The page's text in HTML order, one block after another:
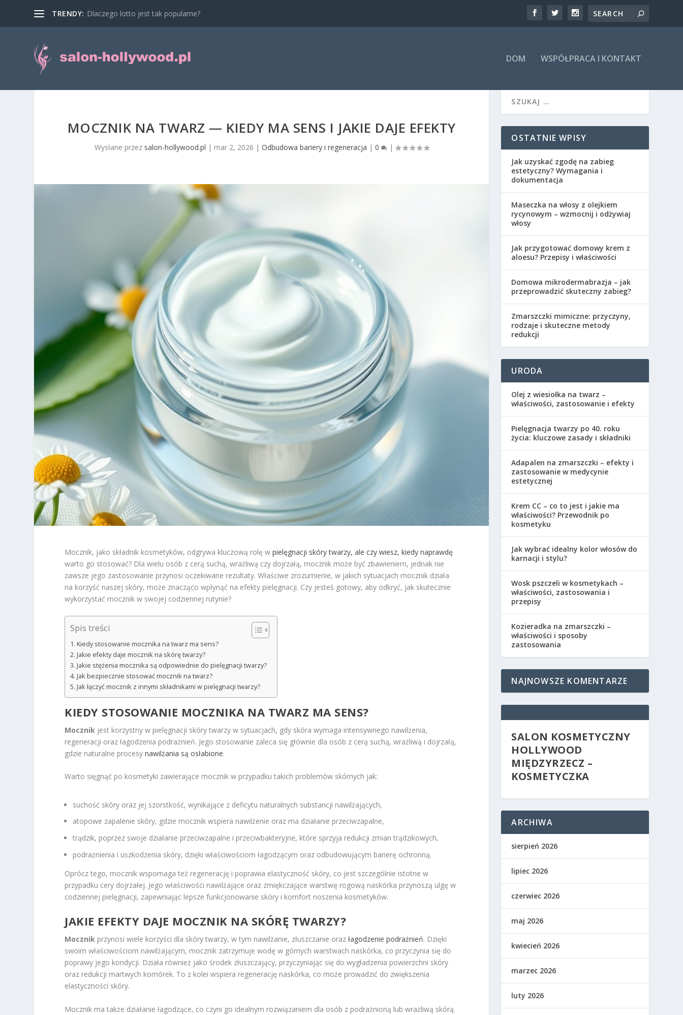
TRENDY: Dlaczego lotto jest tak popularne?
DOM WSPÓŁPRACA I KONTAKT
MOCZNIK NA TWARZ — KIEDY MA SENS I JAKIE DAJE EFEKTY
Wysłane przez salon-hollywood.pl | mar 2, 2026 | Odbudowa bariery i regeneracja | 0 |
Mocznik, jako składnik kosmetyków, odgrywa kluczową rolę wpielęgnacji skóry twarzy, ale czy wiesz, kiedy naprawdę
warto go stosować? Dla wielu osób z cerą suchą, wrażliwą czy dojrzałą, mocznik może być zbawieniem, jednak nie
zawsze jego zastosowanie przynosi oczekiwane rezultaty. Właściwe zrozumienie, w jakich sytuacjach mocznik działa
na korzyść naszej skóry, może znacząco wpłynąć na efekty pielęgnacji. Czy jesteś gotowy, aby odkryć, jak skutecznie
wykorzystać mocznik w swojej codziennej rutynie?
Spis treści
Kiedy stosowanie mocznika na twarz ma sens?
Jakie efekty daje mocznik na skórę twarzy?
Jakie stężenia mocznika są odpowiednie do pielęgnacji twarzy?
Jak bezpiecznie stosować mocznik na twarz?
Jak łączyć mocznik z innymi składnikami w pielęgnacji twarzy?
KIEDY STOSOWANIE MOCZNIKA NA TWARZ MA SENS?
Mocznik jest korzystny w pielęgnacji skóry twarzy w sytuacjach, gdy skóra wymaga intensywnego nawilżenia,
regeneracji oraz łagodzenia podrażnień. Jego stosowanie zaleca się głównie dla osób z cerą suchą, wrażliwą i dojrzałą,
gdzie naturalne procesynawilżania są osłabione.
Warto sięgnąć po kosmetyki zawierające mocznik w przypadku takich problemów skórnych jak:
suchość skóry oraz jej szorstkość, wynikające z deficytu naturalnych substancji nawilżających,
atopowe zapalenie skóry, gdzie mocznik wspiera nawilżenie oraz ma działanie przeciwzapalne,
trądzik, poprzez swoje działanie przeciwzapalne i przeciwbakteryjne, które sprzyja redukcji zmian trądzikowych,
podrażnienia i uszkodzenia skóry, dzięki właściwościom łagodzącym oraz odbudowującym barierę ochronną.
Oprócz tego, mocznik wspomaga też regenerację i poprawia elastyczność skóry, co jest szczególnie istotne w
przypadku cery dojrzałej. Jego właściwości nawilżające oraz zmiękczające warstwę rogową naskórka przynoszą ulgę w
codziennej pielęgnacji, zapewniając lepsze funkcjonowanie skóry i komfort noszenia kosmetyków.
JAKIE EFEKTY DAJE MOCZNIK NA SKÓRĘ TWARZY?
Mocznik przynosi wiele korzyści dla skóry twarzy, w tym nawilżanie, złuszczanie orazłagodzenie podrażnień. Dzięki
swoim właściwościom nawilżającym, mocznik zatrzymuje wodę w górnych warstwach naskórka, co przyczynia się do
poprawy jego kondycji. Działa również jako środek złuszczający, przyczyniając się do wygładzenia powierzchni skóry
oraz redukcji martwych komórek. To z kolei wspiera regenerację naskórka, co może prowadzić do zwiększenia
elastyczności skóry.
Mocznik ma także działanie łagodzące, co czyni go idealnym rozwiązaniem dla osób z podrażnioną lub wrażliwą skórą.
OSTATNIE WPISY
Jak uzyskać zgodę na zabieg
estetyczny? Wymagania i
dokumentacja
Maseczka na włosy z olejkiem
rycynowym – wzmocnij i odżywiaj
włosy
Jak przygotować domowy krem z
aloesu? Przepisy i właściwości
Domowa mikrodermabrazja – jak
przeprowadzić skuteczny zabieg?
Zmarszczki mimiczne: przyczyny,
rodzaje i skuteczne metody
redukcji
URODA
Olej z wiesiołka na twarz –
właściwości, zastosowanie i efekty
Pielęgnacja twarzy po 40. roku
życia: kluczowe zasady i składniki
Adapalen na zmarszczki – efekty i
zastosowanie w medycynie
estetycznej
Krem CC – co to jest i jakie ma
właściwości? Przewodnik po
kosmetyku
Jak wybrać idealny kolor włosów do
karnacji i stylu?
Wosk pszczeli w kosmetykach –
właściwości, zastosowania i
przepisy
Kozieradka na zmarszczki –
właściwości i sposoby
zastosowania
NAJNOWSZE KOMENTARZE
SALON KOSMETYCZNY
HOLLYWOOD
MIĘDZYRZECZ –
KOSMETYCZKA
ARCHIWA
sierpień 2026
lipiec 2026
czerwiec 2026
maj 2026
kwiecień 2026
marzec 2026
luty 2026